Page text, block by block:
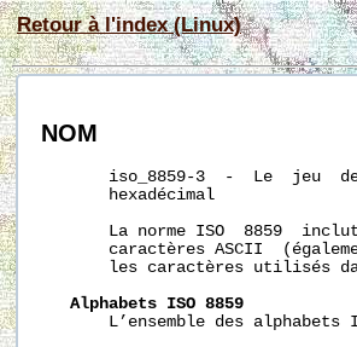
Retour à l'index (Linux)
NOM
iso_8859-3  -  Le  jeu
       hexadécimal
La norme ISO  8859
caractères ASCII
les caractères utilisés
Alphabets ISO 8859
L’ensemble des alphabets